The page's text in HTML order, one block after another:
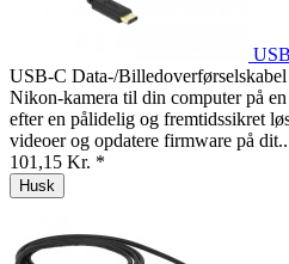
USB-C Data-/
Nikon-kamera til din computer på
efter en pålidelig og fremtidssikret
videoer og opdatere firmware på
101,15 Kr. *
Husk